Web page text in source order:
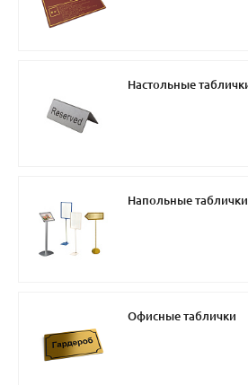
Настольные
Напольные таблички
Офисные таблички